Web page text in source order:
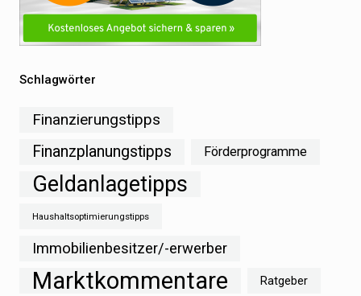
Schlagwörter
Finanzierungstipps
Finanzplanungstipps
Förderprogramme
Geldanlagetipps
Haushaltsoptimierungstipps
Immobilienbesitzer/-erwerber
Marktkommentare Ratgeber